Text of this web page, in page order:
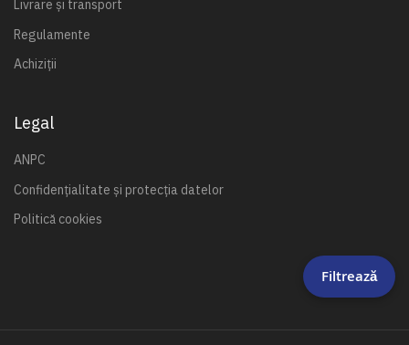
Livrare și transport
Regulamente
Achiziții
Legal
ANPC
Confidențialitate și protecția datelor
Politică cookies
Filtrează